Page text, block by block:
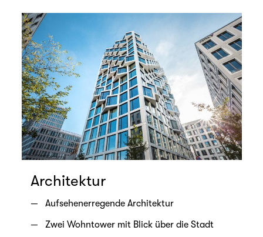
Architektur
Aufsehenerregende Architektur
Zwei Wohntower mit Blick über die Stadt